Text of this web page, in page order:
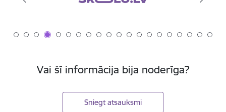
Vai šī informācija bija noderīga?
Sniegt atsauksmi